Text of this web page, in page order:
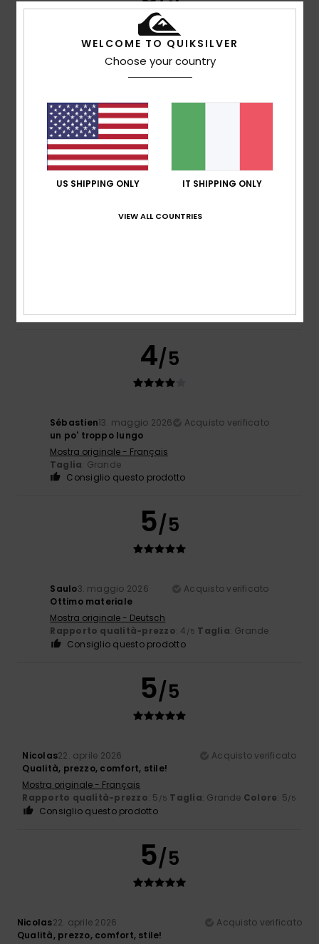
5. giugno 2026
Prodotto magnifico e comodo
Comfort: 5/5 Rapporto qualità-prezzo Taglia: Troppo
grandeMateriale: 5/5 Colore
Consiglio questo prodotto
5 /5
4/5
Sébastien13. maggio 2026
Acquisto verificato
un po' troppo lungo
Mostra originale - Français
Taglia: Grande
Consiglio questo prodotto
5/5
Saulo3. maggio 2026
Acquisto verificato
Ottimo materiale
Mostra originale - Deutsch
Rapporto qualità-prezzo: 4 /5 Taglia: Grande
Consiglio questo prodotto
5/5
Nicolas22. aprile 2026
Acquisto verificato
Qualità, prezzo, comfort, stile!
Mostra originale - Français
Rapporto qualità-prezzo: 5 /5 Taglia: Grande Colore: 5/5
Consiglio questo prodotto
5/5
Nicolas22. aprile 2026
Acquisto verificato
Qualità, prezzo, comfort, stile!
WELCOME TO QUIKSILVER
Choose your country
US SHIPPING ONLY IT SHIPPING ONLY
VIEW ALL COUNTRIES